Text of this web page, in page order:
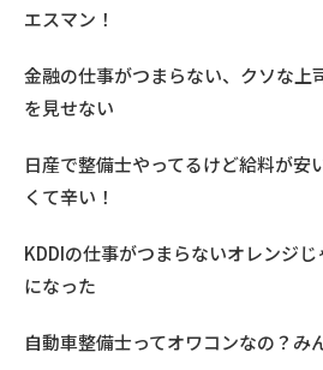
エスマン！
金融の仕事がつまらない、クソな上
を見せない
日産で整備士やってるけど給料が安
くて辛い！
KDDIの仕事がつまらないオレンジ
になった
自動車整備士ってオワコンなの？み